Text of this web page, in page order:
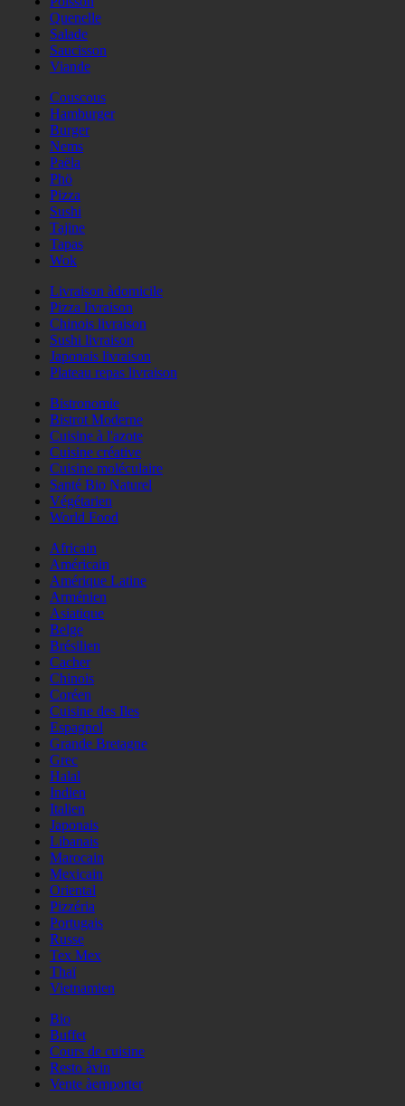
Quenelle
Salade
Saucisson
Viande
Couscous
Hamburger
Burger
Nems
Paëla
Phö
Pizza
Sushi
Tajine
Tapas
Wok
Livraison àdomicile
Pizza livraison
Chinois livraison
Sushi livraison
Japonais livraison
Plateau repas livraison
Bistronomie
Bistrot Moderne
Cuisine à l'azote
Cuisine créative
Cuisine moléculaire
Santé Bio Naturel
Végétarien
World Food
Africain
Américain
Amérique Latine
Arménien
Asiatique
Belge
Brésilien
Cacher
Chinois
Coréen
Cuisine des Iles
Espagnol
Grande Bretagne
Grec
Halal
Indien
Italien
Japonais
Libanais
Marocain
Mexicain
Oriental
Pizzéria
Portugais
Russe
Tex Mex
Thaï
Vietnamien
Bio
Buffet
Cours de cuisine
Resto àvin
Vente àemporter